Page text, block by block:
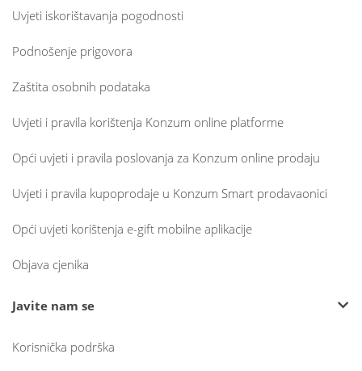
Uvjeti iskorištavanja pogodnosti
Podnošenje prigovora
Zaštita osobnih podataka
Uvjeti i pravila korištenja Konzum online platforme
Opći uvjeti i pravila poslovanja za Konzum online prodaju
Uvjeti i pravila kupoprodaje u Konzum Smart prodavaonici
Opći uvjeti korištenja e-gift mobilne aplikacije
Objava cjenika
Javite nam se
Korisnička podrška